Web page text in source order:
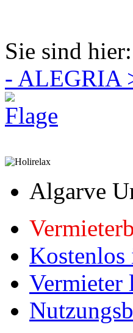
Sie sind hier:
- ALEGRIA
Algarve
Kostenlos
Vermieter